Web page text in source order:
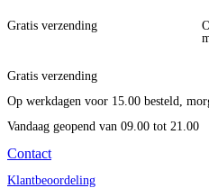
Gratis verzending
Gratis verzending
Op werkdagen voor 15.00 besteld,
Vandaag geopend van 09.00 tot 21.00
Contact
Klantbeoordeling